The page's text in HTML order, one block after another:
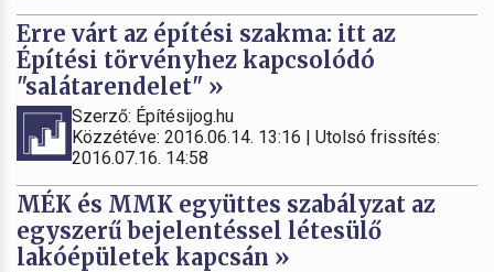
Erre várt az építési szakma: itt az
Építési törvényhez kapcsolódó
"salátarendelet" »
Szerző: Építésijog.hu
Közzétéve: 2016.06.14. 13:16 | Utolsó frissítés:
2016.07.16. 14:58
MÉK és MMK együttes szabályzat az
egyszerű bejelentéssel létesülő
lakóépületek kapcsán »